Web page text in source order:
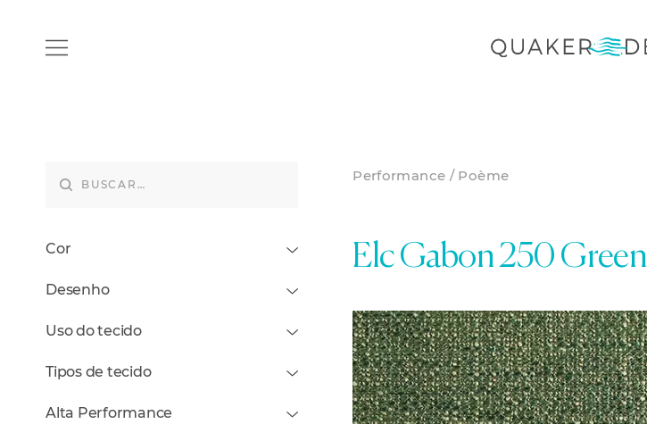
Cor
Desenho
Uso do tecido
Tipos de tecido
Alta Performance
Performance / Poème
Elc Gabon 250 Green